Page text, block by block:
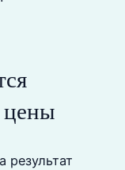
цены
результат